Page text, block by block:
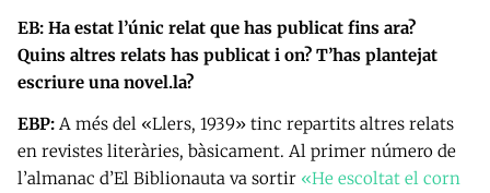
EB: Ha estat l’únic relat que has publicat fins ara?
Quins altres relats has publicat i on? T’has plantejat
escriure una novel.la?
EBP: A més del «Llers, 1939» tinc repartits altres relats
en revistes literàries, bàsicament. Al primer número de
l’almanac d’El Biblionauta va sortir «He escoltat el corn